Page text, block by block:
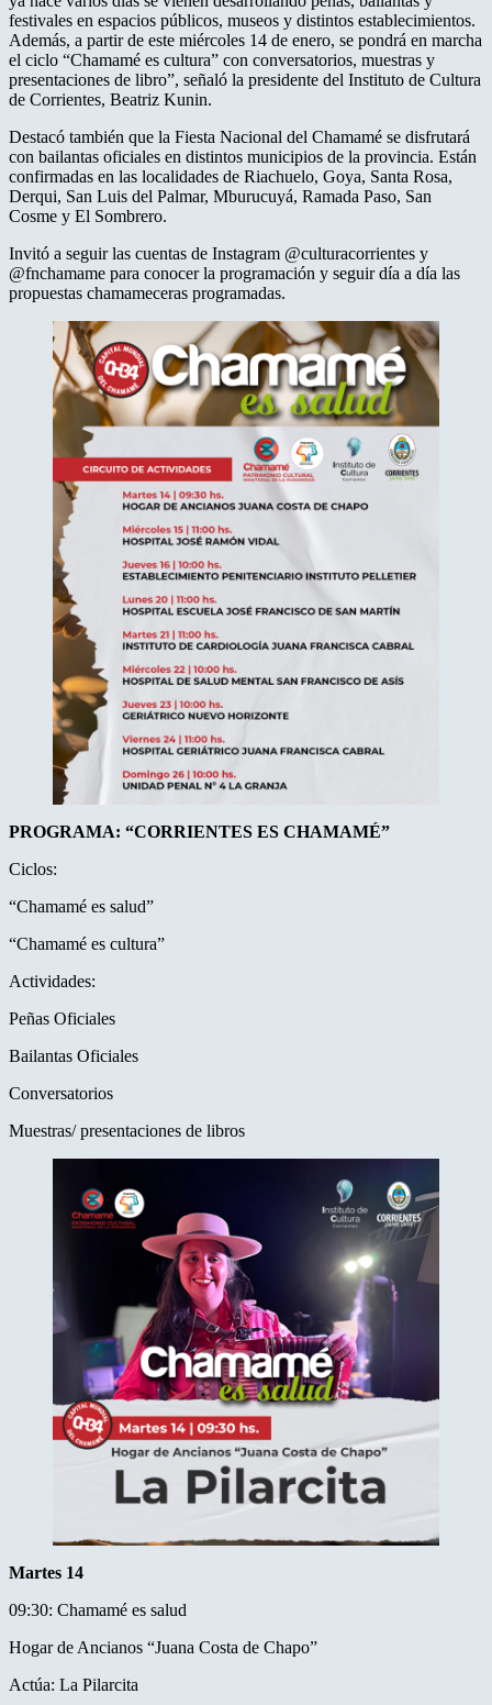
festivales en espacios públicos, museos y distintos establecimientos.
Además, a partir de este miércoles 14 de enero, se pondrá en marcha
el ciclo “Chamamé es cultura” con conversatorios, muestras y
presentaciones de libro”, señaló la presidente del Instituto de Cultura
de Corrientes, Beatriz Kunin.
Destacó también que la Fiesta Nacional del Chamamé se disfrutará
con bailantas oficiales en distintos municipios de la provincia. Están
confirmadas en las localidades de Riachuelo, Goya, Santa Rosa,
Derqui, San Luis del Palmar, Mburucuyá, Ramada Paso, San
Cosme y El Sombrero.
Invitó a seguir las cuentas de Instagram @culturacorrientes y
@fnchamame para conocer la programación y seguir día a día las
propuestas chamameceras programadas.
PROGRAMA: “CORRIENTES ES CHAMAMÉ”
Ciclos:
“Chamamé es salud”
“Chamamé es cultura”
Actividades:
Peñas Oficiales
Bailantas Oficiales
Conversatorios
Muestras/ presentaciones de libros
Martes 14
09:30: Chamamé es salud
Hogar de Ancianos “Juana Costa de Chapo”
Actúa: La Pilarcita